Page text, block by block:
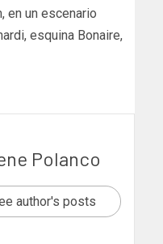
en un escenario
esquina Bonaire,
Polanco
author's posts